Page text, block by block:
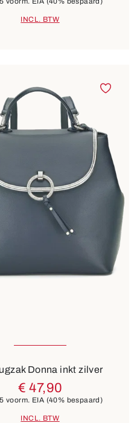
INCL. BTW
groenbeige
Donna inkt zilver
€ 47,90
voorm. EIA (40% bespaard)
INCL. BTW